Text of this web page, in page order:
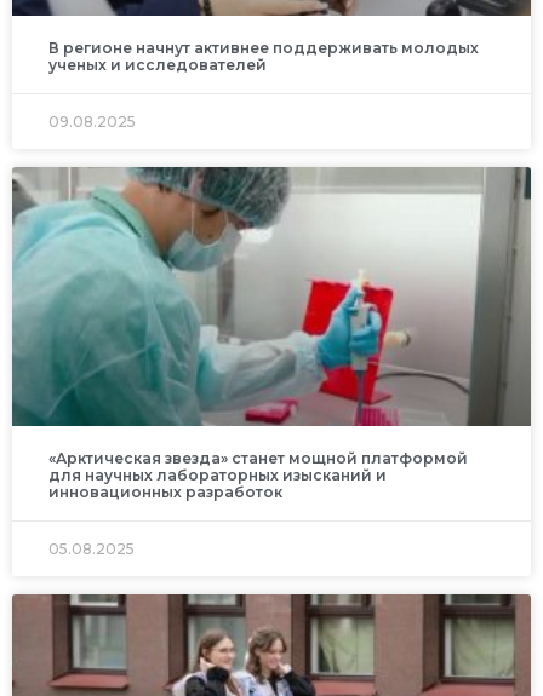
В регионе начнут активнее поддерживать молодых
ученых и исследователей
09.08.2025
«Арктическая звезда» станет мощной платформой
для научных лабораторных изысканий и
инновационных разработок
05.08.2025